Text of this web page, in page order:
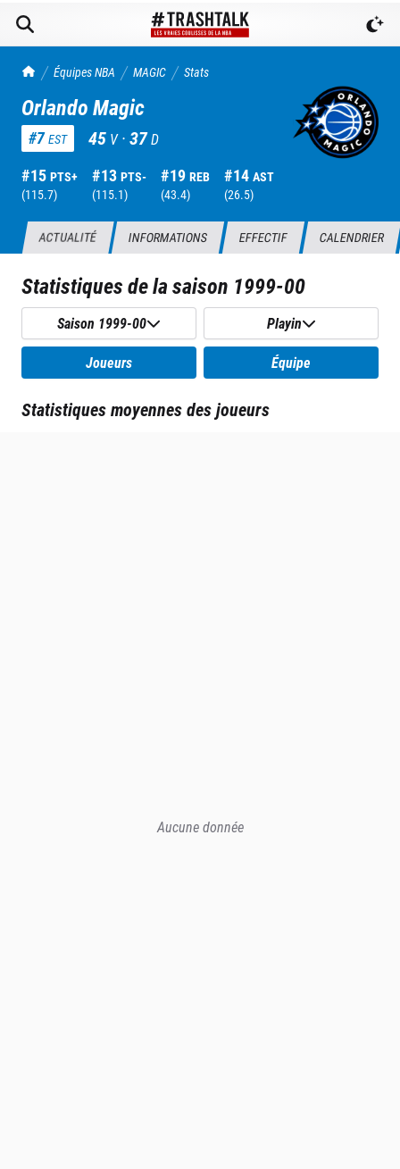
TrashTalk Actu NBA
Équipes NBA MAGIC Stats
Orlando Magic
#7 EST 45 V ·37D
#15 PTS+
(115.7)
#13 PTS-
(115.1)
#19 REB
(43.4)
#14 AST
(26.5)
ACTUALITÉ INFORMATIONS EFFECTIF CALENDRIER
Statistiques de la saison 1999-00
Saison 1999-00 Playin
Joueurs Équipe
Statistiques moyennes des joueurs
Aucune donnée